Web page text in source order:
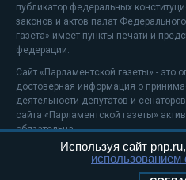
публикатор федеральных
законов и актов палат
газета» имеет пункты печати и
федерации.
Сайт «Парламентской газеты» - это
достоверная информация о
деятельности депутатов и
сайта «Парламентской газеты»
обязательна.
На информационном ресурсе
Используя сайт